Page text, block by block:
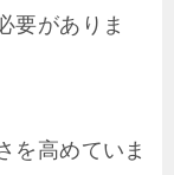
要がありま
を高めていま